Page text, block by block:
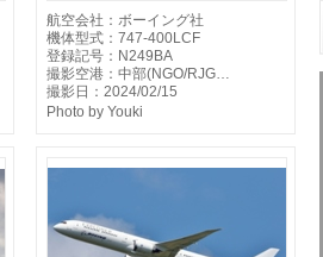
航空会社：ボーイング社
機体型式：747-400LCF
登録記号：N249BA
撮影空港：中部(NGO/RJG…
撮影日：2024/02/15
Photo by Youki